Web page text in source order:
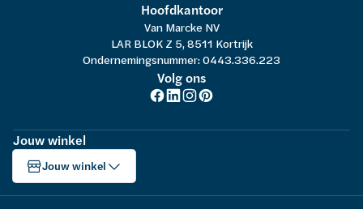
Hoofdkantoor
Van Marcke NV
LAR BLOK Z 5, 8511 Kortrijk
Ondernemingsnummer: 0443.336.223
Volg ons
Jouw winkel
Jouw winkel